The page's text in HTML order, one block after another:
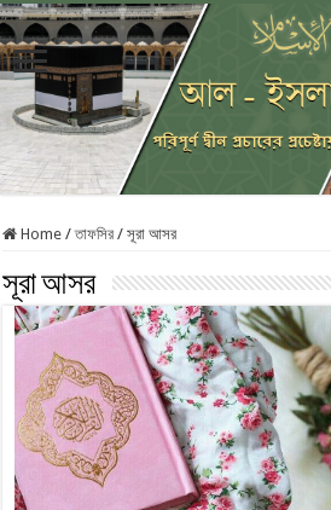
Home / তাফসির /
সূরা আসর‏ ‏